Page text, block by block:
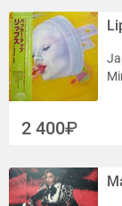
2 400